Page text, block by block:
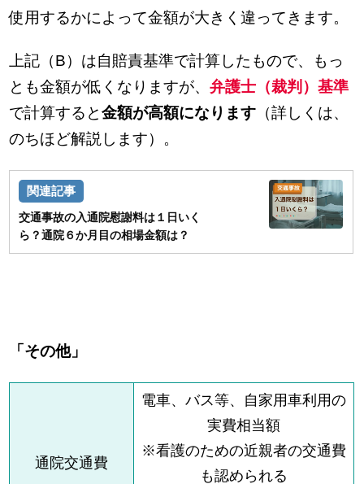
使用するかによって金額が大きく違ってきます。
上記（B）は自賠責基準で計算したもので、もっ
とも金額が低くなりますが、弁護士（裁判）基準
で計算すると金額が高額になります （詳しくは、
のちほど解説します）。
交通事故の入通院慰謝料は１日いく
ら？通院６か月目の相場金額は？
「その他」
通院交通費
電車、バス等、自家用車利用の
実費相当額
※看護のための近親者の交通費
も認められる